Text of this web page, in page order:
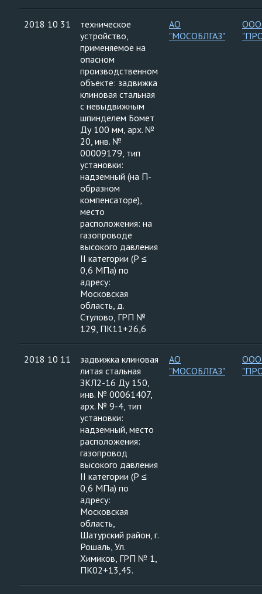
2018 10 31
техническое
устройство,
применяемое на
опасном
производственном
объекте: задвижка
клиновая стальная
с невыдвижным
шпинделем Бомет
Ду 100 мм, арх. №
20, инв. №
00009179, тип
установки:
надземный (на П-
образном
компенсаторе),
место
расположения: на
газопроводе
высокого давления
II категории (Р ≤
0,6 МПа) по
адресу:
Московская
область, д.
Стулово, ГРП №
129, ПК11+26,6
АО
"МОСОБЛГАЗ"
2018 10 11
задвижка клиновая
литая стальная
ЗКЛ2-16 Ду 150,
инв. № 00061407,
арх. № 9-4, тип
установки:
надземный, место
расположения:
газопровод
высокого давления
II категории (Р ≤
0,6 МПа) по
адресу:
Московская
область,
Шатурский район, г.
Рошаль, Ул.
Химиков, ГРП № 1,
ПК02+13,45.
АО
"МОСОБЛГАЗ"